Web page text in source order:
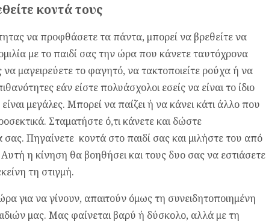
κοντά τους
να προφθάσετε τα πάντα, μπορεί να βρεθείτε να
με το παιδί σας την ώρα που κάνετε ταυτόχρονα
μαγειρεύετε το φαγητό, να τακτοποιείτε ρούχα ή να
εάν είστε πολυάσχολοι εσείς να είναι το ίδιο
μεγάλες. Μπορεί να παίζει ή να κάνει κάτι άλλο που
Σταματήστε ό,τι κάνετε και δώστε
σας. Πηγαίνετε κοντά στο παιδί σας και μιλήστε του από
η κίνηση θα βοηθήσει και τους δυο σας να εστιάσετε
τη στιγμή.
για να γίνουν, απαιτούν όμως τη συνειδητοποιημένη
μας. Μας φαίνεται βαρύ ή δύσκολο, αλλά με τη